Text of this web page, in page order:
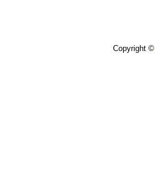
Copyright ©